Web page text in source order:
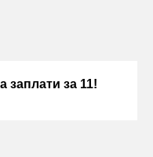
заплати за 11!